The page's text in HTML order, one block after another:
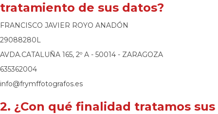
tratamiento de sus datos?
FRANCISCO JAVIER ROYO ANADÓN
29088280L
AVDA.CATALUÑA 165, 2º A - 50014 - ZARAGOZA
635362004
info@frymffotografos.es
2. ¿Con qué finalidad tratamos sus